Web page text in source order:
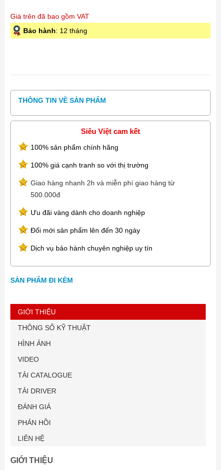
Giá trên đã bao gồm VAT
Bảo hành: 12 tháng
THÔNG TIN VỀ SẢN PHẨM
Siêu Việt cam kết
100% sản phẩm chính hãng
100% giá cạnh tranh so với thị trường
Giao hàng nhanh 2h và miễn phí giao hàng từ
500.000đ
Ưu đãi vàng dành cho doanh nghiệp
Đổi mới sản phẩm lên đến 30 ngày
Dịch vụ bảo hành chuyên nghiệp uy tín
SẢN PHẨM ĐI KÈM
GIỚI THIỆU
THÔNG SỐ KỸ THUẬT
HÌNH ẢNH
VIDEO
TẢI CATALOGUE
TẢI DRIVER
ĐÁNH GIÁ
PHẢN HỒI
LIÊN HỆ
GIỚI THIỆU